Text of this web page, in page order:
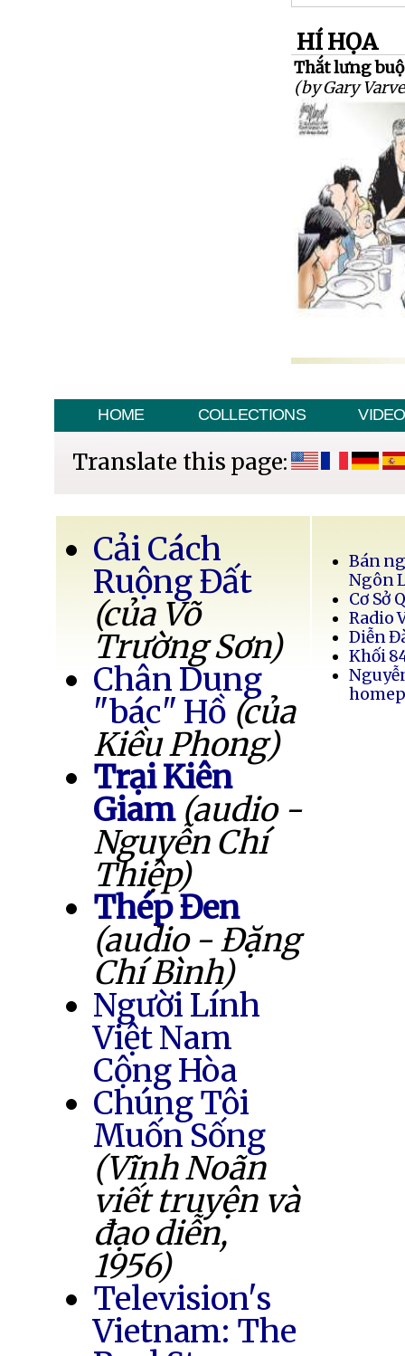
HÍ HỌA
Thắt lưng
(by Gary
HOME COLLECTIONS VIDEO
Translate this page:
Cải Cách
Ruộng Đất
(của Võ
Trường Sơn)
Chân Dung
"bác" Hồ (của
Kiều Phong)
Trại Kiên
Giam (audio -
Nguyễn Chí
Thiệp)
Thép Đen
(audio - Đặng
Chí Bình)
Người Lính
Việt Nam
Cộng Hòa
Chúng Tôi
Muốn Sống
(Vĩnh Noãn
viết truyện và
đạo diễn,
1956)
Television's
Vietnam: The
Bán
Ngôn
Cơ Sở
Radio
Diễn
Khối